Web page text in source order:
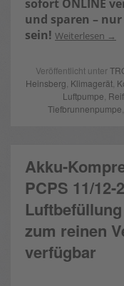
sofort ONLINE
und sparen –
sein! Weiterlesen
Veröffentlicht unter
Heinsberg Klimagerät
Luftpumpe
Tiefbrunnenpumpe
Akku-
PCPS 11/12-
zum reinen
verfügbar